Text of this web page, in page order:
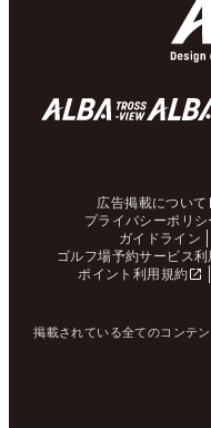
広告掲載について
プライバシーポリシ
ガイドライン
ゴルフ場予約サービス利
ポイント利用規約
掲載されている全てのコンテ